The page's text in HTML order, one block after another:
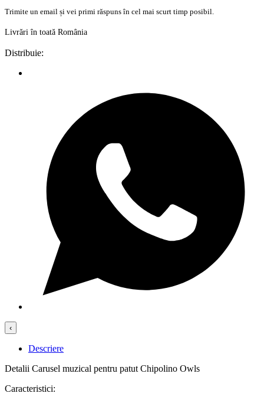
Trimite un email și vei primi răspuns în cel mai scurt timp posibil.
Livrări în toată România
Distribuie:
‹
Descriere
Detalii Carusel muzical pentru patut Chipolino Owls
Caracteristici: